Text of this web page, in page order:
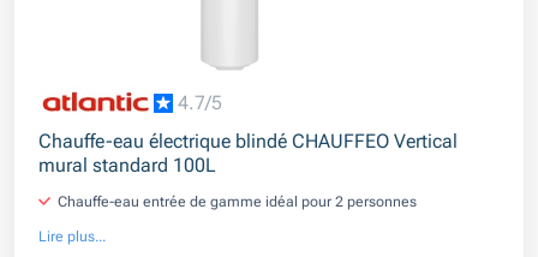
4.7/5
Chauffe-eau électrique blindé CHAUFFEO Vertical
mural standard 100L
Chauffe-eau entrée de gamme idéal pour 2 personnes
Lire plus...